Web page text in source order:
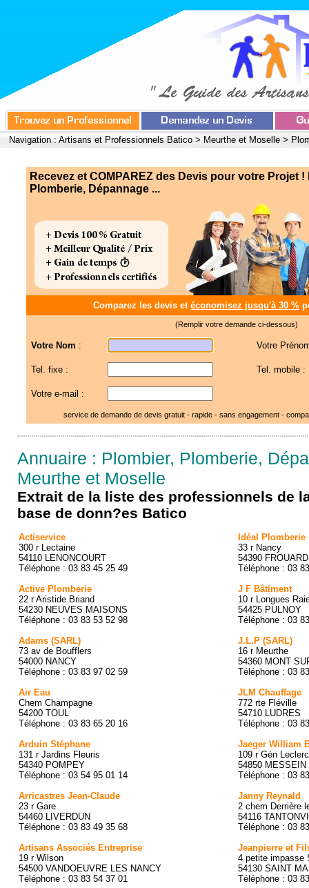
Navigation : Artisans et Professionnels Batico > Meurthe et Moselle >
Recevez et COMPAREZ des Devis pour votre Projet !
Plomberie, Dépannage ...
Comparez les devis et économisez jusqu'à 30 %
(Remplir votre demande ci-dessous)
Votre Nom : Votre
Tel. fixe : Tel. mobile :
Votre e-mail :
service de demande de devis gratuit - rapide - sans engagement -
Annuaire : Plombier, Plomberie,
Meurthe et Moselle
Extrait de la liste des professionnels de
base de donn?es Batico
Actiservice
300 r Lectaine
54110 LENONCOURT
Téléphone : 03 83 45 25 49
Active Plomberie
22 r Aristide Briand
54230 NEUVES MAISONS
Téléphone : 03 83 53 52 98
Adams (SARL)
73 av de Boufflers
54000 NANCY
Téléphone : 03 83 97 02 59
Air Eau
Chem Champagne
54200 TOUL
Téléphone : 03 83 65 20 16
Arduin Stéphane
131 r Jardins Fleuris
54340 POMPEY
Téléphone : 03 54 95 01 14
Arricastres Jean-Claude
23 r Gare
54460 LIVERDUN
Téléphone : 03 83 49 35 68
Artisans Associés Entreprise
19 r Wilson
54500 VANDOEUVRE LES NANCY
Téléphone : 03 83 54 37 01
Idéal Plomberie
33 r Nancy
54390 FROUARD
Téléphone : 03
J F Bâtiment
10 r Longues
54425 PULNOY
Téléphone : 03
J.L.P (SARL)
16 r Meurthe
54360 MONT
Téléphone : 03
JLM Chauffage
772 rte Fléville
54710 LUDRES
Téléphone : 03
Jaeger William
109 r Gén Leclerc
54850 MESSEIN
Téléphone : 03
Janny Reynald
2 chem Derrière
54116
Téléphone : 03
Jeanpierre et
4 petite impasse
54130 SAINT
Téléphone : 03